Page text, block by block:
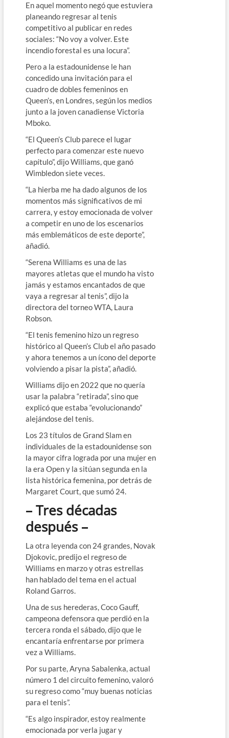
En aquel momento negó que estuviera
planeando regresar al tenis
competitivo al publicar en redes
sociales: “No voy a volver. Este
incendio forestal es una locura”.
Pero a la estadounidense le han
concedido una invitación para el
cuadro de dobles femeninos en
Queen’s, en Londres, según los medios
junto a la joven canadiense Victoria
Mboko.
“El Queen’s Club parece el lugar
perfecto para comenzar este nuevo
capítulo”, dijo Williams, que ganó
Wimbledon siete veces.
“La hierba me ha dado algunos de los
momentos más significativos de mi
carrera, y estoy emocionada de volver
a competir en uno de los escenarios
más emblemáticos de este deporte”,
añadió.
“Serena Williams es una de las
mayores atletas que el mundo ha visto
jamás y estamos encantados de que
vaya a regresar al tenis”, dijo la
directora del torneo WTA, Laura
Robson.
“El tenis femenino hizo un regreso
histórico al Queen’s Club el año pasado
y ahora tenemos a un ícono del deporte
volviendo a pisar la pista”, añadió.
Williams dijo en 2022 que no quería
usar la palabra “retirada”, sino que
explicó que estaba “evolucionando”
alejándose del tenis.
Los 23 títulos de Grand Slam en
individuales de la estadounidense son
la mayor cifra lograda por una mujer en
la era Open y la sitúan segunda en la
lista histórica femenina, por detrás de
Margaret Court, que sumó 24.
– Tres décadas
después –
La otra leyenda con 24 grandes, Novak
Djokovic, predijo el regreso de
Williams en marzo y otras estrellas
han hablado del tema en el actual
Roland Garros.
Una de sus herederas, Coco Gauff,
campeona defensora que perdió en la
tercera ronda el sábado, dijo que le
encantaría enfrentarse por primera
vez a Williams.
Por su parte, Aryna Sabalenka, actual
número 1 del circuito femenino, valoró
su regreso como “muy buenas noticias
para el tenis”.
“Es algo inspirador, estoy realmente
emocionada por verla jugar y